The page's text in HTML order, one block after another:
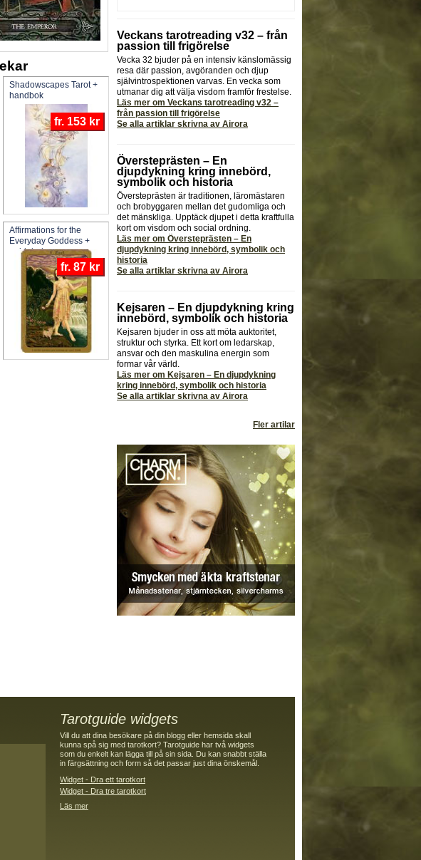
fr. 153 kr
Shadowscapes Tarot +
handbok
fr. 87 kr
Affirmations for the
Everyday Goddess +
guidebok
Veckans tarotreading v32 – från
passion till frigörelse
Vecka 32 bjuder på en intensiv känslomässig
resa där passion, avgöranden och djup
självintrospektionen varvas. En vecka som
utmanar dig att välja visdom framför frestelse.
Läs mer om Veckans tarotreading v32 –
från passion till frigörelse
Se alla artiklar skrivna av Airora
Översteprästen – En
djupdykning kring innebörd,
symbolik och historia
Översteprästen är traditionen, läromästaren
och brobyggaren mellan det gudomliga och
det mänskliga. Upptäck djupet i detta kraftfulla
kort om visdom och social ordning.
Läs mer om Översteprästen – En
djupdykning kring innebörd, symbolik och
historia
Se alla artiklar skrivna av Airora
Kejsaren – En djupdykning kring
innebörd, symbolik och historia
Kejsaren bjuder in oss att möta auktoritet,
struktur och styrka. Ett kort om ledarskap,
ansvar och den maskulina energin som
formar vår värld.
Läs mer om Kejsaren – En djupdykning
kring innebörd, symbolik och historia
Se alla artiklar skrivna av Airora
Fler artilar
Tarotguide widgets
Vill du att dina besökare på din blogg eller hemsida skall
kunna spå sig med tarotkort? Tarotguide har två widgets
som du enkelt kan lägga till på sin sida. Du kan snabbt ställa
in färgsättning och form så det passar just dina önskemål.
Widget - Dra ett tarotkort
Widget - Dra tre tarotkort
Läs mer